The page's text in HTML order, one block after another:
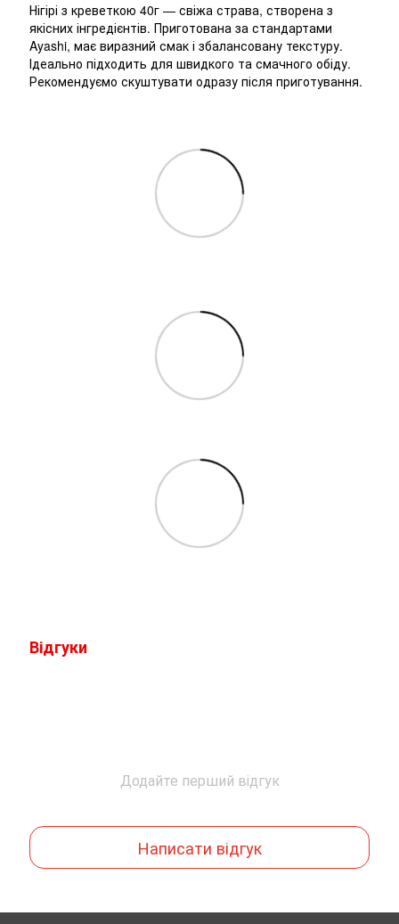
Нігірі з креветкою 40г — свіжа страва, створена з
якісних інгредієнтів. Приготована за стандартами
Ayashi, має виразний смак і збалансовану текстуру.
Ідеально підходить для швидкого та смачного обіду.
Рекомендуємо скуштувати одразу після приготування.
Відгуки
Додайте перший відгук
Написати відгук